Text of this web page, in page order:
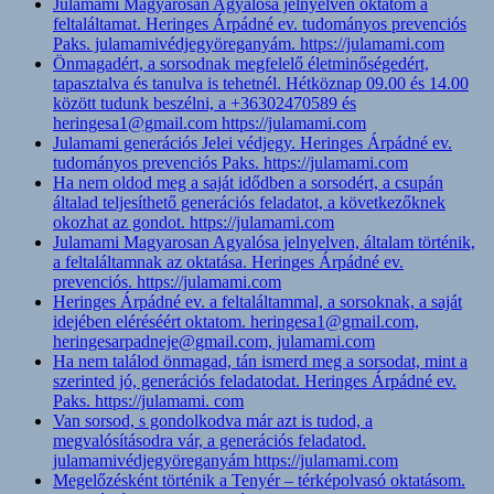
feltaláltamat. Heringes Árpádné ev. tudományos prevenciós
Paks. julamamivédjegyöreganyám. https://julamami.com
Önmagadért, a sorsodnak megfelelő életminőségedért,
tapasztalva és tanulva is tehetnél. Hétköznap 09.00 és 14.00
között tudunk beszélni, a +36302470589 és
heringesa1@gmail.com https://julamami.com
Julamami generációs Jelei védjegy. Heringes Árpádné ev.
tudományos prevenciós Paks. https://julamami.com
Ha nem oldod meg a saját idődben a sorsodért, a csupán
általad teljesíthető generációs feladatot, a következőknek
okozhat az gondot. https://julamami.com
Julamami Magyarosan Agyalósa jelnyelven, általam történik,
a feltaláltamnak az oktatása. Heringes Árpádné ev.
prevenciós. https://julamami.com
Heringes Árpádné ev. a feltaláltammal, a sorsoknak, a saját
idejében eléréséért oktatom. heringesa1@gmail.com,
heringesarpadneje@gmail.com, julamami.com
Ha nem találod önmagad, tán ismerd meg a sorsodat, mint a
szerinted jó, generációs feladatodat. Heringes Árpádné ev.
Paks. https://julamami. com
Van sorsod, s gondolkodva már azt is tudod, a
megvalósításodra vár, a generációs feladatod.
julamamivédjegyöreganyám https://julamami.com
Megelőzésként történik a Tenyér – térképolvasó oktatásom.